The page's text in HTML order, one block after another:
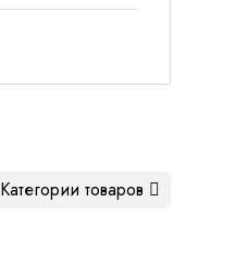
Категории товаров